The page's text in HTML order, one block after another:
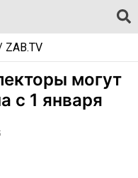
ZAB.TV
могут
с 1 января